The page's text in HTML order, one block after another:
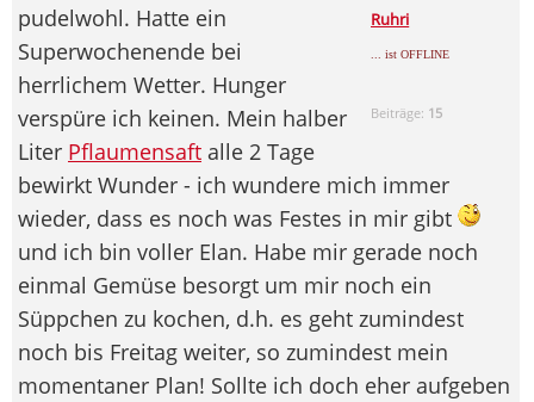
Ruhri
... ist OFFLINE
Beiträge: 15
pudelwohl. Hatte ein
Superwochenende bei
herrlichem Wetter. Hunger
verspüre ich keinen. Mein halber
Liter Pflaumensaft alle 2 Tage
bewirkt Wunder - ich wundere mich immer
wieder, dass es noch was Festes in mir gibt
und ich bin voller Elan. Habe mir gerade noch
einmal Gemüse besorgt um mir noch ein
Süppchen zu kochen, d.h. es geht zumindest
noch bis Freitag weiter, so zumindest mein
momentaner Plan! Sollte ich doch eher aufgeben